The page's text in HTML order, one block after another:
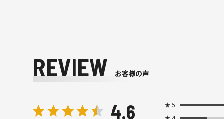
REVIEW お客様の声
4.6 ★5